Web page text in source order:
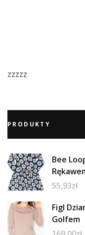
zzzzz
PRODUKTY
Bee
55,93zł
Figl
Golfem